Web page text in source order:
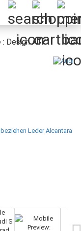
: Design A171